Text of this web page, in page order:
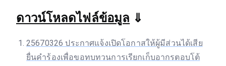
ดาวน์โหลดไฟล์ข้อมูล ⇓
25670326 ประกาศแจ้งเปิดโอกาสให้ผู้มีส่วนได้เสีย
ยื่นคำร้องเพื่อขอทบทวนการเรียกเก็บอากรตอบโต้